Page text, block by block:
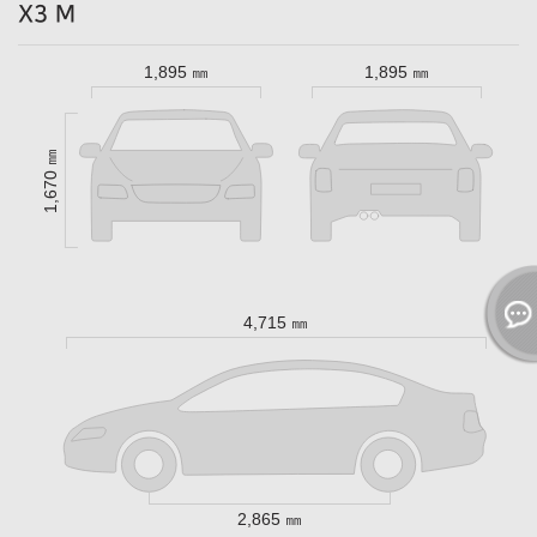
X3 M
1,895 ㎜ 1,895 ㎜
1,670 ㎜
4,715 ㎜
2,865 ㎜